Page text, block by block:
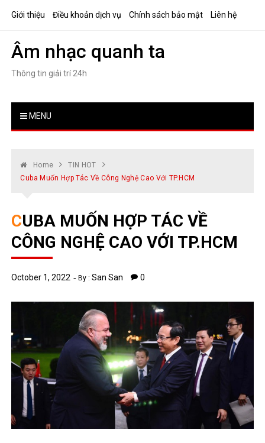
Giới thiệu Điều khoản dịch vụ Chính sách bảo mật Liên hệ
Âm nhạc quanh ta
Thông tin giải trí 24h
MENU
Home
TIN HOT
Cuba Muốn Hợp Tác Về Công Nghệ Cao Với TP.HCM
CUBA MUỐN HỢP TÁC VỀ
CÔNG NGHỆ CAO VỚI TP.HCM
October 1, 2022 By :San San 0